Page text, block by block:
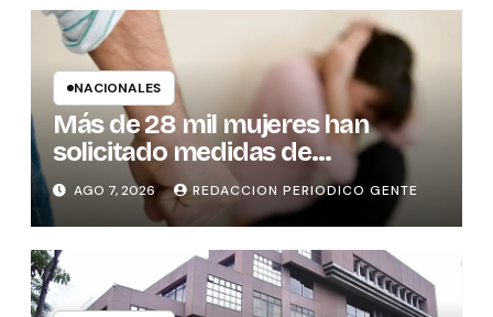
NACIONALES
Más de 28 mil mujeres han
solicitado medidas de
protección
AGO 7, 2026 REDACCION PERIODICO GENTE